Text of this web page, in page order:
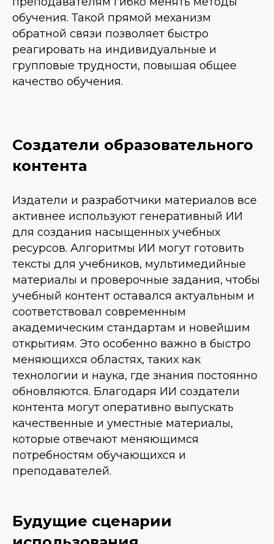
обучения. Такой прямой механизм
обратной связи позволяет быстро
реагировать на индивидуальные и
групповые трудности, повышая общее
качество обучения.
Создатели образовательного
контента
Издатели и разработчики материалов все
активнее используют генеративный ИИ
для создания насыщенных учебных
ресурсов. Алгоритмы ИИ могут готовить
тексты для учебников, мультимедийные
материалы и проверочные задания, чтобы
учебный контент оставался актуальным и
соответствовал современным
академическим стандартам и новейшим
открытиям. Это особенно важно в быстро
меняющихся областях, таких как
технологии и наука, где знания постоянно
обновляются. Благодаря ИИ создатели
контента могут оперативно выпускать
качественные и уместные материалы,
которые отвечают меняющимся
потребностям обучающихся и
преподавателей.
Будущие сценарии